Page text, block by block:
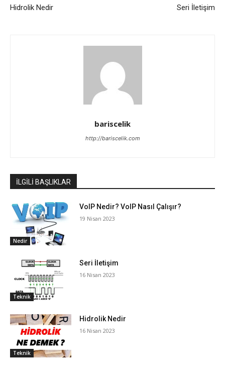
Hidrolik Nedir Seri İletişim
bariscelik
http://bariscelik.com
İLGİLİ BAŞLIKLAR
Nedir
VoIP Nedir? VoIP Nasıl Çalışır?
19 Nisan 2023
Teknik
Seri İletişim
16 Nisan 2023
Teknik
Hidrolik Nedir
16 Nisan 2023